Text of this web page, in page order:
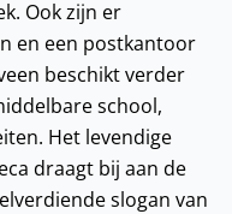
Ook zijn er
en een postkantoor
beschikt verder
school,
Het levendige
draagt bij aan de
slogan van